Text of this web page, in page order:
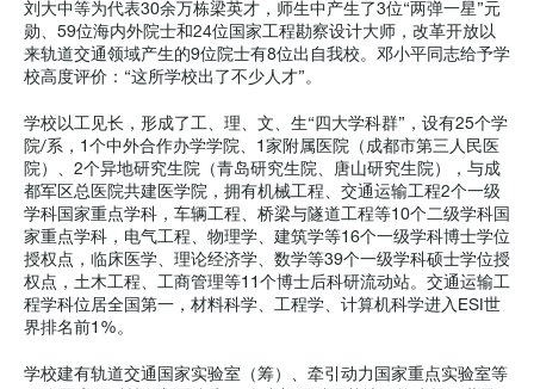
刘大中等为代表30余万栋梁英才，师生中产生了3位“两弹一星”元
勋、59位海内外院士和24位国家工程勘察设计大师，改革开放以
来轨道交通领域产生的9位院士有8位出自我校。邓小平同志给予学
校高度评价：“这所学校出了不少人才”。
学校以工见长，形成了工、理、文、生“四大学科群”，设有25个学
院/系，1个中外合作办学学院、1家附属医院（成都市第三人民医
院）、2个异地研究生院（青岛研究生院、唐山研究生院），与成
都军区总医院共建医学院，拥有机械工程、交通运输工程2个一级
学科国家重点学科，车辆工程、桥梁与隧道工程等10个二级学科国
家重点学科，电气工程、物理学、建筑学等16个一级学科博士学位
授权点，临床医学、理论经济学、数学等39个一级学科硕士学位授
权点，土木工程、工商管理等11个博士后科研流动站。交通运输工
程学科位居全国第一，材料科学、工程学、计算机科学进入ESI世
界排名前1%。
学校建有轨道交通国家实验室（筹）、牵引动力国家重点实验室等